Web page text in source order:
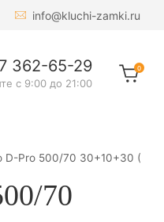
info@kluchi-zamki.ru
362-65-29
с 9:00 до 21:00
0
D-Pro 500/70 30+10+30
70